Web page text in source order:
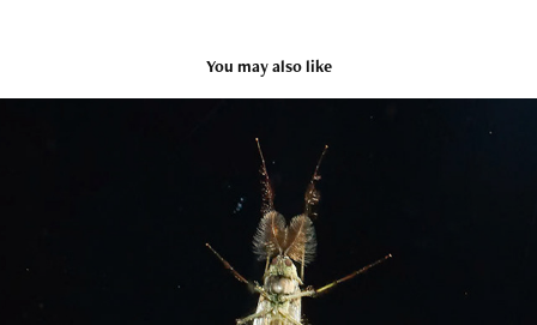
You may also like
Insects
2026